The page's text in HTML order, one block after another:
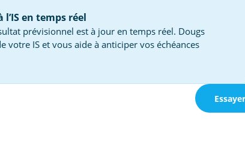
l’IS en temps réel
prévisionnel est à jour en temps réel. Dougs
votre IS et vous aide à anticiper vos échéances